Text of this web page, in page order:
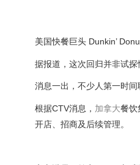
美国快餐巨头 Dunkin’
据报道，这次回归并非试探
消息一出，不少人第一时间
根据CTV消息， 加拿大餐饮
开店、招商及后续管理。